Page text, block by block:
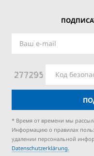
* Время от времени мы
Информацию о правилах
удалении персональной
Datenschutzerklärung.